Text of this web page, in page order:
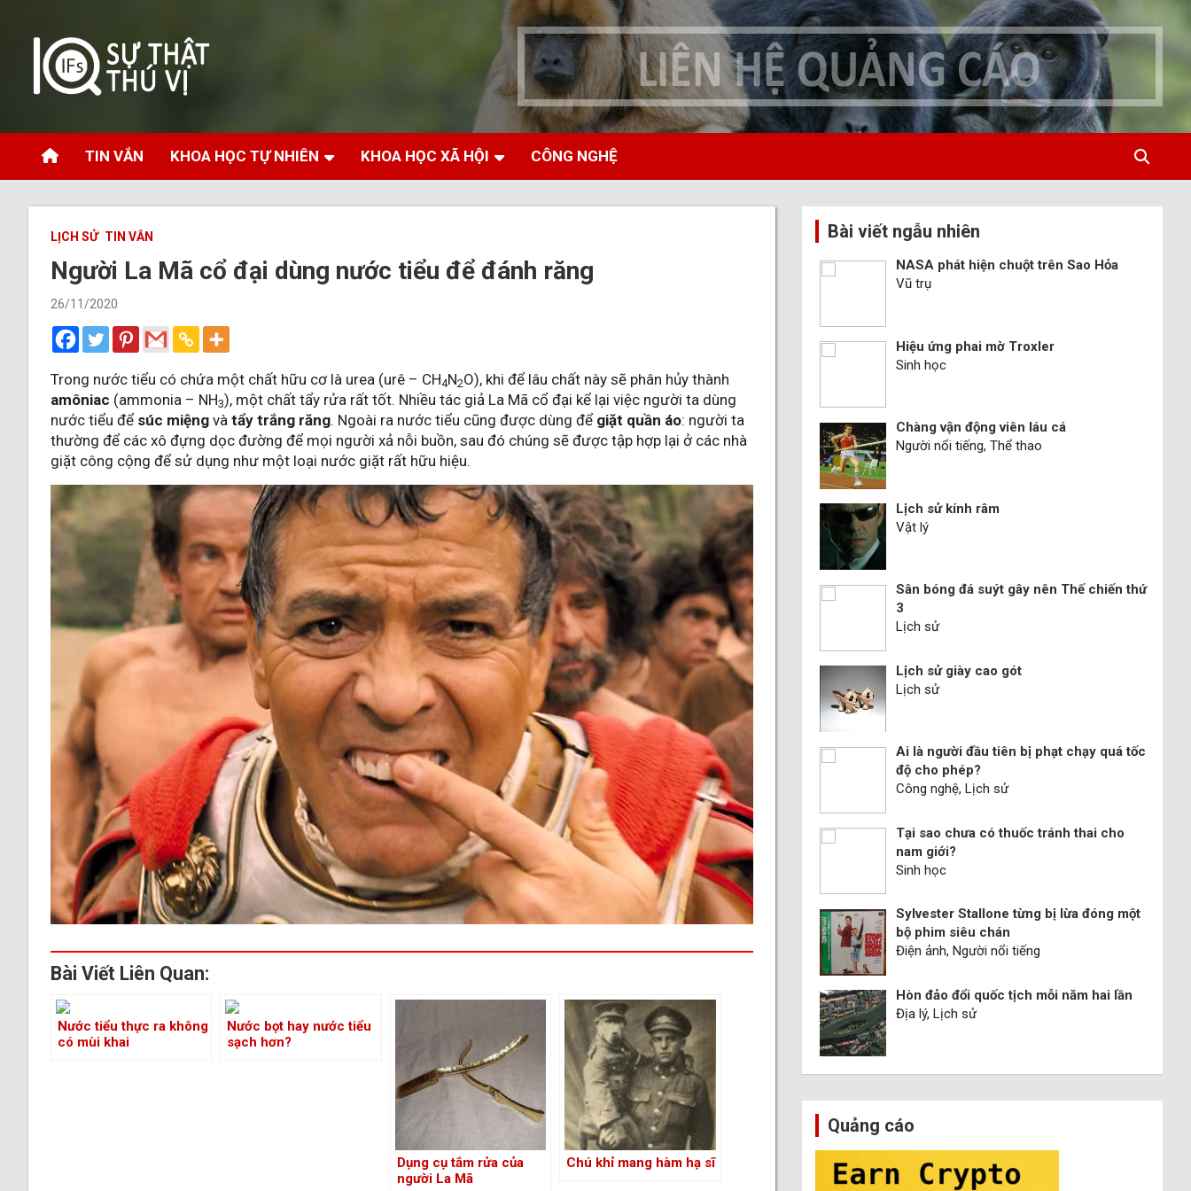
content
10 sự thật thú vị
TIN VẮN KHOA HỌC TỰ NHIÊN KHOA HỌC XÃ HỘI CÔNG NGHỆ
LỊCH SỬ TIN VẮN
Người La Mã cổ đại dùng nước tiểu để đánh răng
26/11/2020
Trong nước tiểu có chứa một chất hữu cơ là urea (urê – CH4N2O), khi để lâu chất này sẽ phân hủy thành
amôniac (ammonia – NH3), một chất tẩy rửa rất tốt. Nhiều tác giả La Mã cổ đại kể lại việc người ta dùng
nước tiểu để súc miệng và tẩy trắng răng. Ngoài ra nước tiểu cũng được dùng để giặt quần áo: người ta
thường để các xô đựng dọc đường để mọi người xả nỗi buồn, sau đó chúng sẽ được tập hợp lại ở các nhà
giặt công cộng để sử dụng như một loại nước giặt rất hữu hiệu.
Bài Viết Liên Quan:
Nước tiểu thực ra không
có mùi khai
Nước bọt hay nước tiểu
sạch hơn?
Dụng cụ tắm rửa của
người La Mã
Chú khỉ mang hàm hạ sĩ
Bài viết ngẫu nhiên
NASA phát hiện chuột trên Sao Hỏa
Vũ trụ
Hiệu ứng phai mờ Troxler
Sinh học
Chàng vận động viên láu cá
Người nổi tiếng, Thể thao
Lịch sử kính râm
Vật lý
Sân bóng đá suýt gây nên Thế chiến thứ
3
Lịch sử
Lịch sử giày cao gót
Lịch sử
Ai là người đầu tiên bị phạt chạy quá tốc
độ cho phép?
Công nghệ, Lịch sử
Tại sao chưa có thuốc tránh thai cho
nam giới?
Sinh học
Sylvester Stallone từng bị lừa đóng một
bộ phim siêu chán
Điện ảnh, Người nổi tiếng
Hòn đảo đổi quốc tịch mỗi năm hai lần
Địa lý, Lịch sử
Quảng cáo